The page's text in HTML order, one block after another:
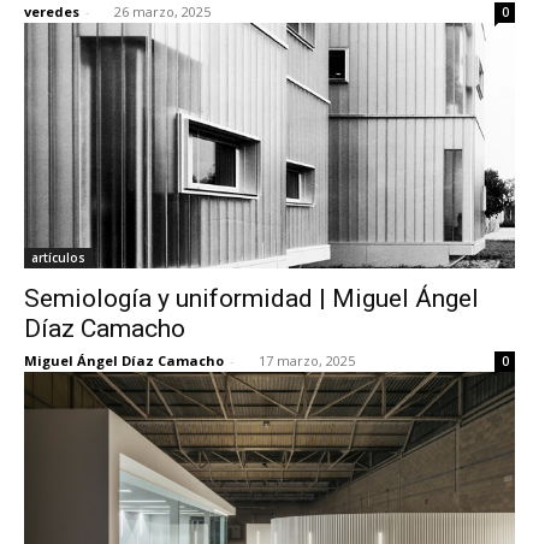
veredes - 26 marzo, 2025 0
artículos
Semiología y uniformidad | Miguel Ángel
Díaz Camacho
Miguel Ángel Díaz Camacho - 17 marzo, 2025 0